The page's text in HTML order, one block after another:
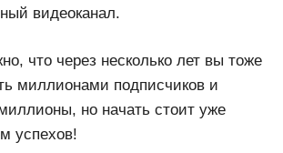
видеоканал.
что через несколько лет вы тоже
миллионами подписчиков и
но начать стоит уже
успехов!